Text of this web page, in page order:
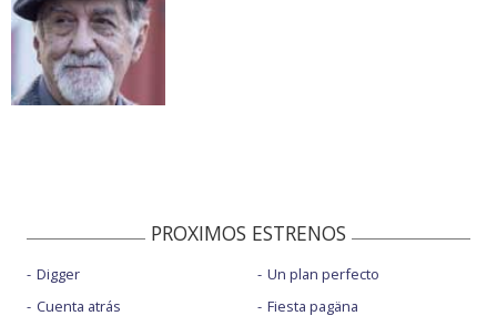
PROXIMOS ESTRENOS
Digger
Cuenta atrás
Un plan perfecto
Fiesta pagäna